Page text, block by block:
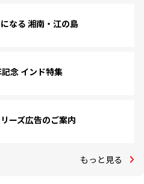
なる 湘南・江の島
念 インド特集
ーズ広告のご案内
もっと見る